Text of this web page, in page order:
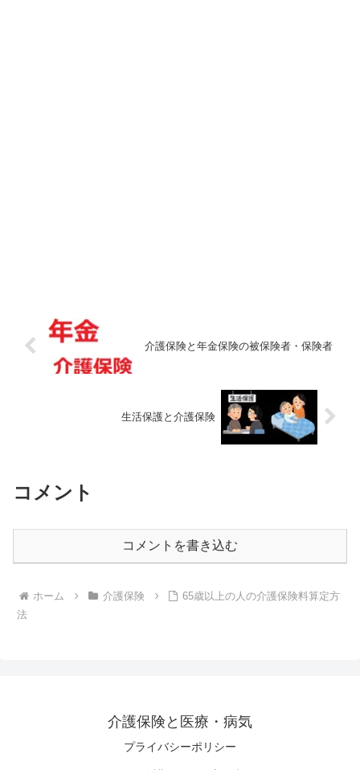
介護保険と年金保険の被保険者・保険者
生活保護と介護保険
コメント
コメントを書き込む
ホーム 介護保険
65歳以上の人の介護保険料算定方
法
介護保険と医療・病気
プライバシーポリシー